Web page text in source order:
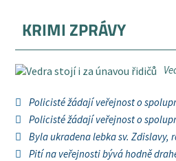
KRIMI ZPRÁVY
Policisté žádají veřejnost o
Policisté žádají veřejnost o
Byla ukradena lebka sv. Zdislavy,
Pití na veřejnosti bývá hodně